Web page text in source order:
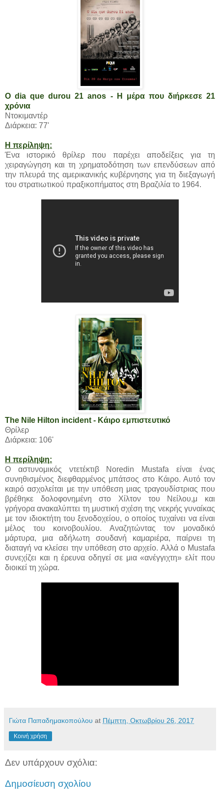
O dia que durou 21 anos - Η μέρα που διήρκεσε 21
χρόνια
Ντοκιμαντέρ
Διάρκεια: 77'
Η περίληψη:
Ένα ιστορικό θρίλερ που παρέχει αποδείξεις για τη
χειραγώγηση και τη χρηματοδότηση των επενδύσεων από
την πλευρά της αμερικανικής κυβέρνησης για τη διεξαγωγή
του στρατιωτικού πραξικοπήματος στη Βραζιλία το 1964.
The Nile Hilton incident - Κάιρο εμπιστευτικό
Θρίλερ
Διάρκεια: 106'
Η περίληψη:
Ο αστυνομικός ντετέκτιβ Noredin Mustafa είναι ένας
συνηθισμένος διεφθαρμένος μπάτσος στο Κάιρο. Αυτό τον
καιρό ασχολείται με την υπόθεση μιας τραγουδίστριας που
βρέθηκε δολοφονημένη στο Χίλτον του Νείλου,μ και
γρήγορα ανακαλύπτει τη μυστική σχέση της νεκρής γυναίκας
με τον ιδιοκτήτη του ξενοδοχείου, ο οποίος τυχαίνει να είναι
μέλος του κοινοβουλίου. Αναζητώντας τον μοναδικό
μάρτυρα, μια αδήλωτη σουδανή καμαριέρα, παίρνει τη
διαταγή να κλείσει την υπόθεση στο αρχείο. Αλλά ο Mustafa
συνεχίζει και η έρευνα οδηγεί σε μια «ανέγγιχτη» ελίτ που
διοικεί τη χώρα.
Γιώτα Παπαδημακοπούλου at Πέμπτη, Οκτωβρίου 26, 2017
Κοινή χρήση
Δεν υπάρχουν σχόλια:
Δημοσίευση σχολίου